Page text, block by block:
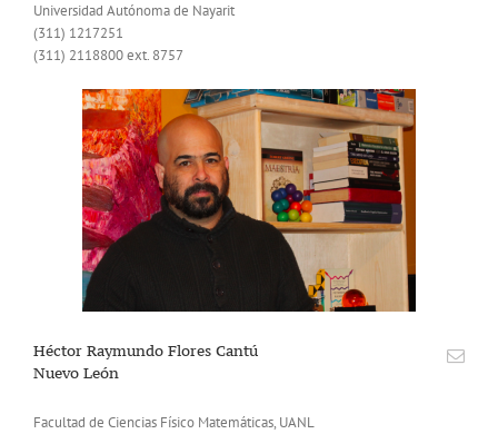
Universidad Autónoma de Nayarit
(311) 1217251
(311) 2118800 ext. 8757
Héctor Raymundo Flores Cantú
Nuevo León
Facultad de Ciencias Físico Matemáticas, UANL